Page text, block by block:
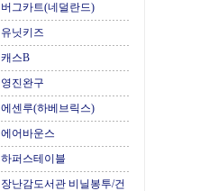
버그카트(네덜란드)
유닛키즈
캐스B
영진완구
에센루(하베브릭스)
에어바운스
하퍼스테이블
장난감도서관 비닐봉투/건